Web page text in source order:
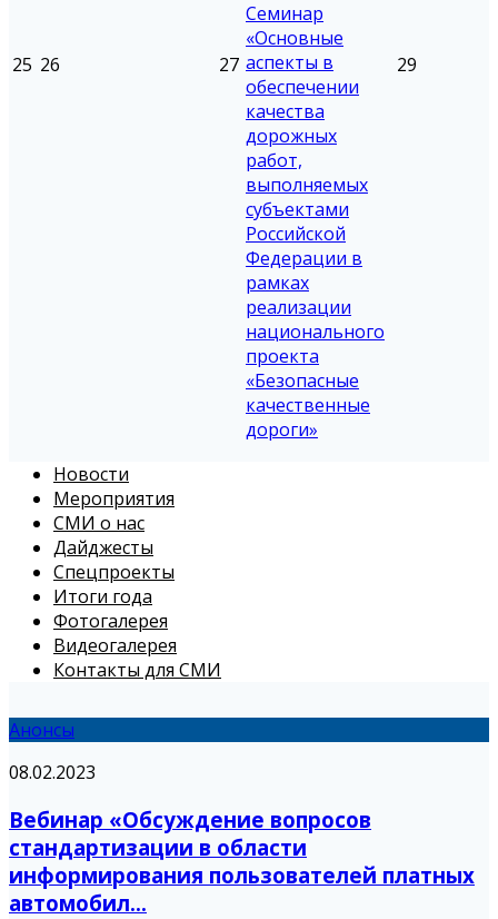
25 26 27
Семинар
«Основные
аспекты в
обеспечении
качества
дорожных
работ,
выполняемых
субъектами
Российской
Федерации в
рамках
реализации
национального
проекта
«Безопасные
качественные
дороги»
29
Новости
Мероприятия
СМИ о нас
Дайджесты
Спецпроекты
Итоги года
Фотогалерея
Видеогалерея
Контакты для СМИ
Анонсы
08.02.2023
Вебинар «Обсуждение вопросов
стандартизации в области
информирования пользователей платных
автомобил...